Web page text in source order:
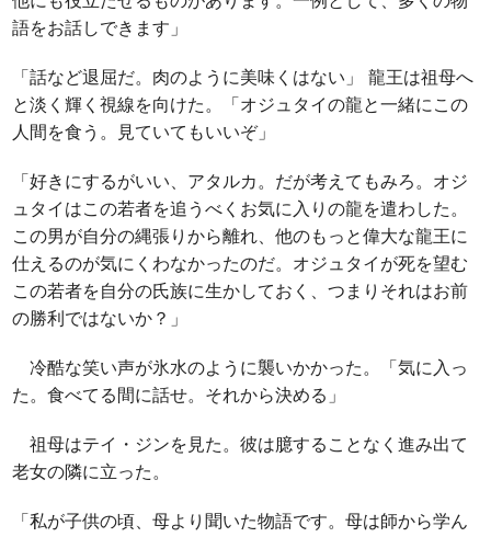
語をお話しできます」
「話など退屈だ。肉のように美味くはない」 龍王は祖母へ
と淡く輝く視線を向けた。「オジュタイの龍と一緒にこの
人間を食う。見ていてもいいぞ」
「好きにするがいい、アタルカ。だが考えてもみろ。オジ
ュタイはこの若者を追うべくお気に入りの龍を遣わした。
この男が自分の縄張りから離れ、他のもっと偉大な龍王に
仕えるのが気にくわなかったのだ。オジュタイが死を望む
この若者を自分の氏族に生かしておく、つまりそれはお前
の勝利ではないか？」
冷酷な笑い声が氷水のように襲いかかった。「気に入っ
た。食べてる間に話せ。それから決める」
祖母はテイ・ジンを見た。彼は臆することなく進み出て
老女の隣に立った。
「私が子供の頃、母より聞いた物語です。母は師から学ん